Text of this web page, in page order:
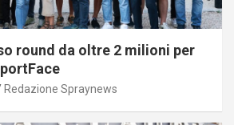
round da oltre 2 milioni per
Redazione Spraynews